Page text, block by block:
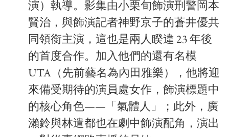
演）執導。影集由小栗旬飾演刑警岡本
賢治，與飾演記者神野京子的蒼井優共
同領銜主演，這也是兩人睽違 23 年後
的首度合作。加入他們的還有名模
UTA（先前藝名為內田雅樂），他將迎
來備受期待的演員處女作，飾演標題中
的核心角色——「氣體人」；此外，廣
瀨鈴與林遣都也在劇中飾演配角，演出